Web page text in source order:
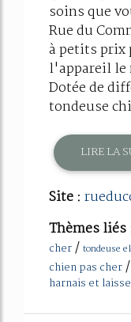
soins que
Rue du
à petits prix
l'appareil le
Dotée de
tondeuse
LIRE LA
Site :
Thèmes liés
cher/ tondeuse
chien pas cher/
harnais et